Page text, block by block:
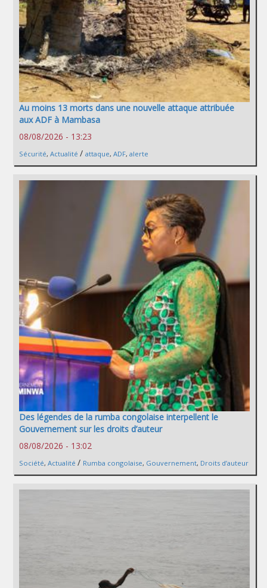
Au moins 13 morts dans une nouvelle attaque attribuée
aux ADF à Mambasa
08/08/2026 - 13:23
Sécurité, Actualité / attaque, ADF, alerte
Des légendes de la rumba congolaise interpellent le
Gouvernement sur les droits d’auteur
08/08/2026 - 13:02
Société, Actualité / Rumba congolaise, Gouvernement, Droits d’auteur